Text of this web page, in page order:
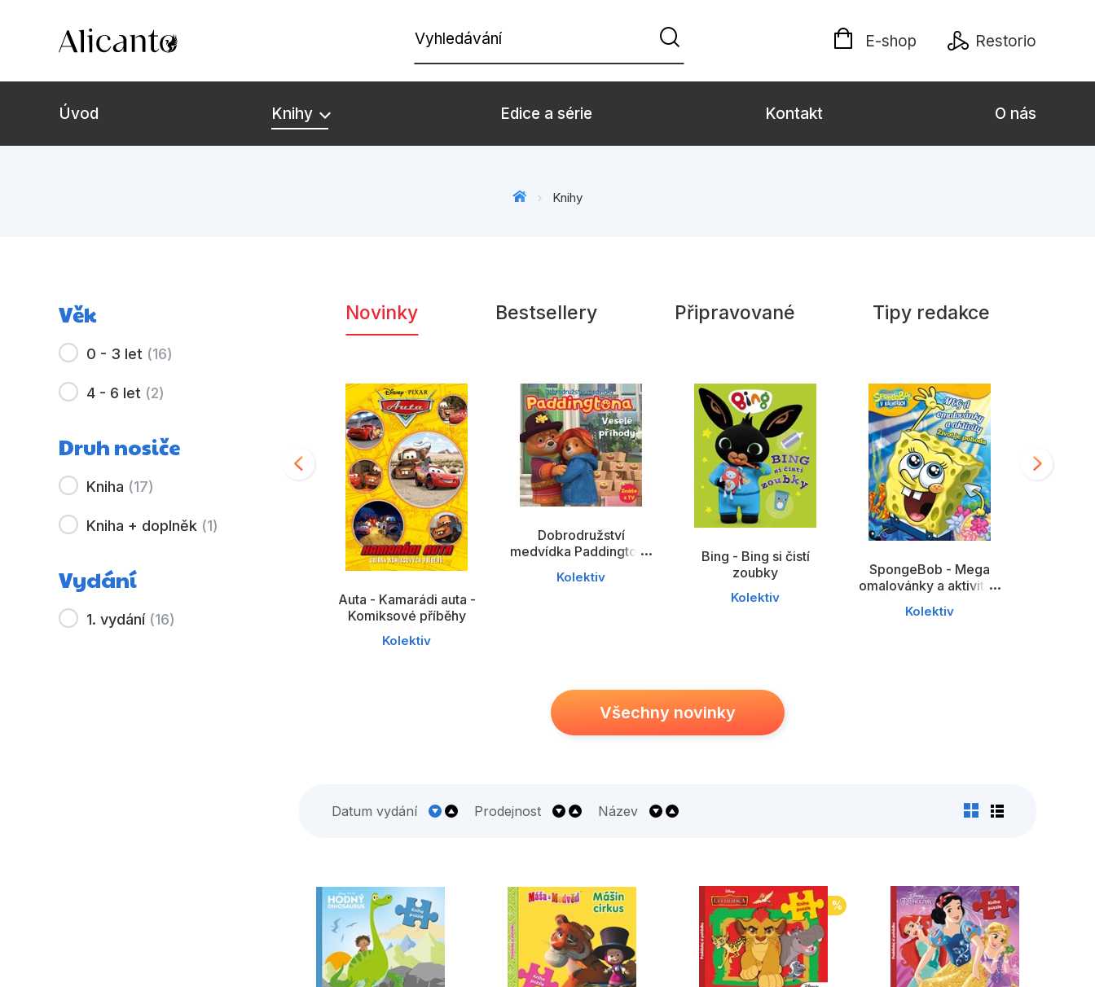
Vyhledávání E-shop Restorio
Úvod Knihy
Populárně - naučná pro
dospělé
Populárně - naučné pro děti Předškoláci
Umění a kultura Výchova a pedagogika Young adult
Zdraví a životní styl
Všechny kategorie
Edice a série Kontakt O nás
Knihy
Věk
0 - 3 let (16)
4 - 6 let (2)
Druh nosiče
Kniha (17)
Kniha + doplněk (1)
Vydání
1. vydání (16)
Novinky Bestsellery Připravované Tipy redakce
Stitch - Pohádkové
Kolektiv
Auta - Kamarádi auta -
Komiksové příběhy
Kolektiv
Dobrodružství
medvídka Paddingtona
Kolektiv
Bing - Bing si čistí
zoubky
Kolektiv
SpongeBob - Mega
omalovánky a aktivity -
Život je pohoda
Kolektiv
Všechny novinky
Datum vydání Prodejnost Název
%